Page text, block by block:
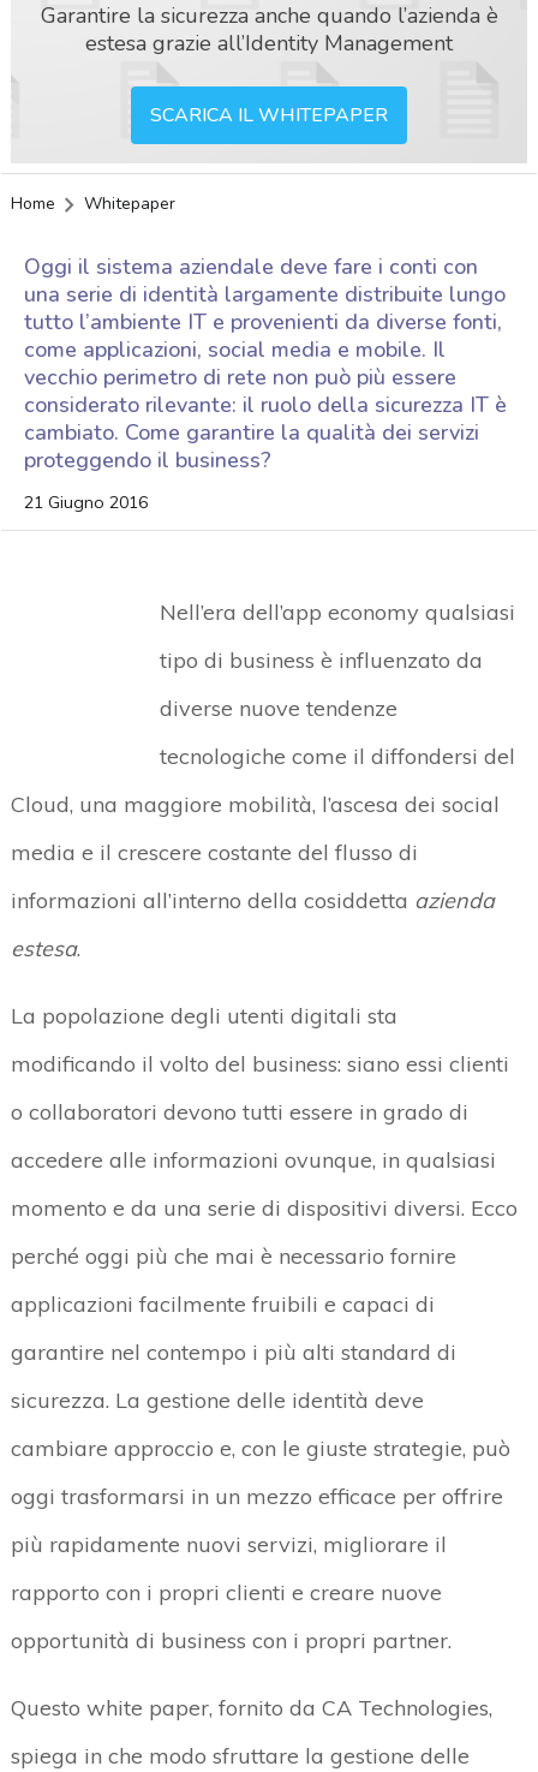
Garantire la sicurezza anche quando l’azienda è
estesa grazie all’Identity Management
SCARICA IL WHITEPAPER
Home Whitepaper
Oggi il sistema aziendale deve fare i conti con
una serie di identità largamente distribuite lungo
tutto l’ambiente IT e provenienti da diverse fonti,
come applicazioni, social media e mobile. Il
vecchio perimetro di rete non può più essere
considerato rilevante: il ruolo della sicurezza IT è
cambiato. Come garantire la qualità dei servizi
proteggendo il business?
21 Giugno 2016
Nell’era dell’app economy qualsiasi
tipo di business è influenzato da
diverse nuove tendenze
tecnologiche come il diffondersi del
Cloud, una maggiore mobilità, l’ascesa dei social
media e il crescere costante del flusso di
informazioni all’interno della cosiddetta azienda
estesa.
La popolazione degli utenti digitali sta
modificando il volto del business: siano essi clienti
o collaboratori devono tutti essere in grado di
accedere alle informazioni ovunque, in qualsiasi
momento e da una serie di dispositivi diversi. Ecco
perché oggi più che mai è necessario fornire
applicazioni facilmente fruibili e capaci di
garantire nel contempo i più alti standard di
sicurezza. La gestione delle identità deve
cambiare approccio e, con le giuste strategie, può
oggi trasformarsi in un mezzo efficace per offrire
più rapidamente nuovi servizi, migliorare il
rapporto con i propri clienti e creare nuove
opportunità di business con i propri partner.
Questo white paper, fornito da CA Technologies,
spiega in che modo sfruttare la gestione delle